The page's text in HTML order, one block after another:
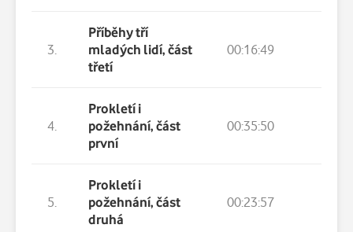
3.
Příběhy tří
mladých lidí, část
třetí
00:16:49
4.
Prokletí i
požehnání, část
první
00:35:50
5.
Prokletí i
požehnání, část
druhá
00:23:57